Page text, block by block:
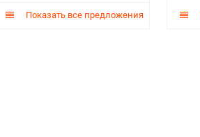
Показать все предложения